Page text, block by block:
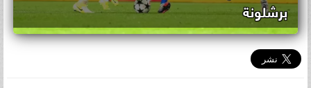
برشلونة